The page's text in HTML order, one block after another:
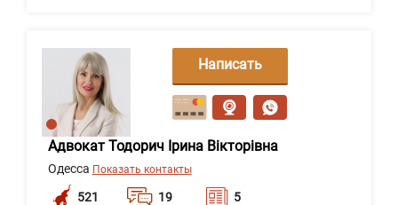
Адвокат Тодорич Ірина Вікторівна
Одесса Показать контакты
521 19 5
Написать
сообщение